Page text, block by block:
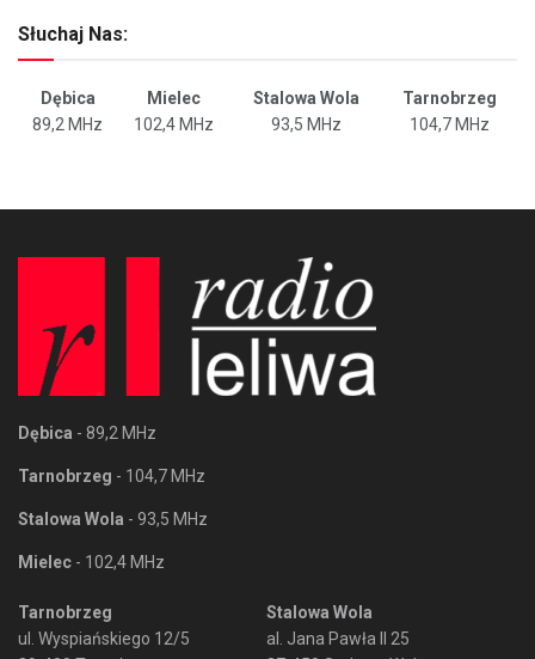
Słuchaj Nas:
Dębica Mielec Stalowa Wola
Tarnobrzeg
89,2 MHz
102,4 MHz 93,5 MHz 104,7 MHz
Dębica - 89,2 MHz
Tarnobrzeg - 104,7 MHz
Stalowa Wola - 93,5 MHz
Mielec - 102,4 MHz
Tarnobrzeg
ul. Wyspiańskiego 12/5
Stalowa Wola
al. Jana Pawła II 25